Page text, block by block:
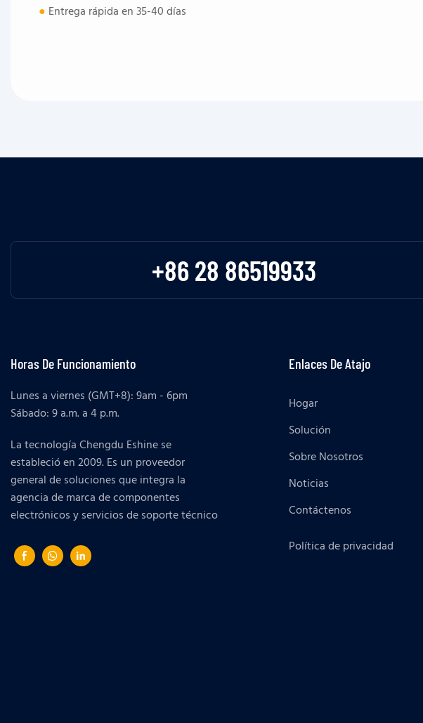
● Entrega rápida en 35-40 días
+86 28 86519933
Horas De Funcionamiento
Lunes a viernes (GMT+8): 9am - 6pm
Sábado: 9 a.m. a 4 p.m.
La tecnología Chengdu Eshine se
estableció en 2009. Es un proveedor
general de soluciones que integra la
agencia de marca de componentes
electrónicos y servicios de soporte técnico
Enlaces De Atajo
Hogar
Solución
Sobre Nosotros
Noticias
Contáctenos
Política de privacidad